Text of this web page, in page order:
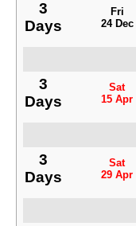
3
Days
Fri
24 Dec
3
Days
Sat
15 Apr
3
Days
Sat
29 Apr